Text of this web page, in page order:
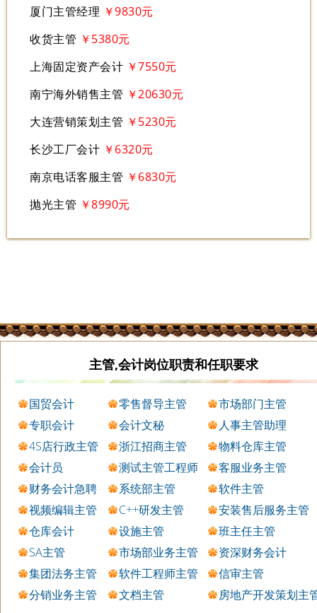
厦门主管经理 ￥9830元
收货主管 ￥5380元
上海固定资产会计 ￥7550元
南宁海外销售主管 ￥20630元
大连营销策划主管 ￥5230元
长沙工厂会计 ￥6320元
南京电话客服主管 ￥6830元
抛光主管 ￥8990元
主管,会计岗位职责和任职要求
国贸会计 零售督导主管
市场部门主管
专职会计
会计文秘
人事主管助理
4S店行政主管
浙江招商主管
物料仓库主管
会计员
测试主管工程师
客服业务主管
财务会计急聘
系统部主管
软件主管
视频编辑主管
C++研发主管
安装售后服务主管
仓库会计
设施主管
班主任主管
SA主管
市场部业务主管
资深财务会计
集团法务主管
软件工程师主管
信审主管
分销业务主管
文档主管 房地产开发策划主